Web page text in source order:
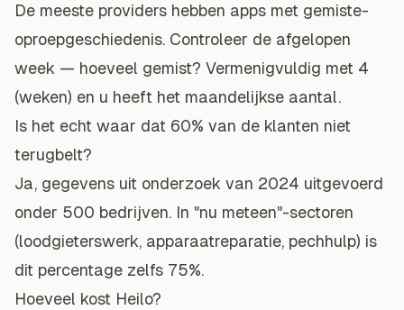
De meeste providers hebben apps met gemiste-
oproepgeschiedenis. Controleer de afgelopen
week — hoeveel gemist? Vermenigvuldig met 4
(weken) en u heeft het maandelijkse aantal.
Is het echt waar dat 60% van de klanten niet
terugbelt?
Ja, gegevens uit onderzoek van 2024 uitgevoerd
onder 500 bedrijven. In "nu meteen"-sectoren
(loodgieterswerk, apparaatreparatie, pechhulp) is
dit percentage zelfs 75%.
Hoeveel kost Heilo?